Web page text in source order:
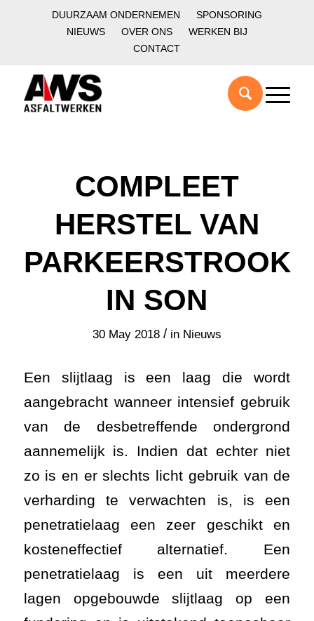
DUURZAAM ONDERNEMEN
SPONSORING
NIEUWS
OVER ONS
WERKEN BIJ
CONTACT
COMPLEET
HERSTEL VAN
PARKEERSTROOK
IN SON
30 May 2018 / in Nieuws
Een slijtlaag is een laag die wordt
aangebracht wanneer intensief gebruik
van de desbetreffende ondergrond
aannemelijk is. Indien dat echter niet
zo is en er slechts licht gebruik van de
verharding te verwachten is, is een
penetratielaag een zeer geschikt en
kosteneffectief alternatief. Een
penetratielaag is een uit meerdere
lagen opgebouwde slijtlaag op een